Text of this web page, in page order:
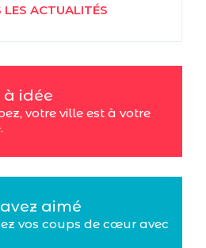
LES ACTUALITÉS
à idée
votre ville est à votre
aimé
vos coups de cœur avec